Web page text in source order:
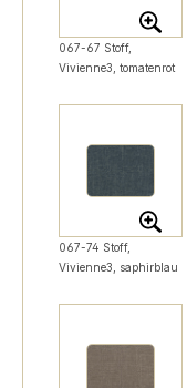
067-67 Stoff,
Vivienne3, tomatenrot
067-74 Stoff,
Vivienne3, saphirblau